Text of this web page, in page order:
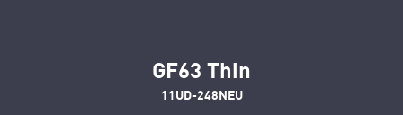
GF63 Thin
11UD-248NEU